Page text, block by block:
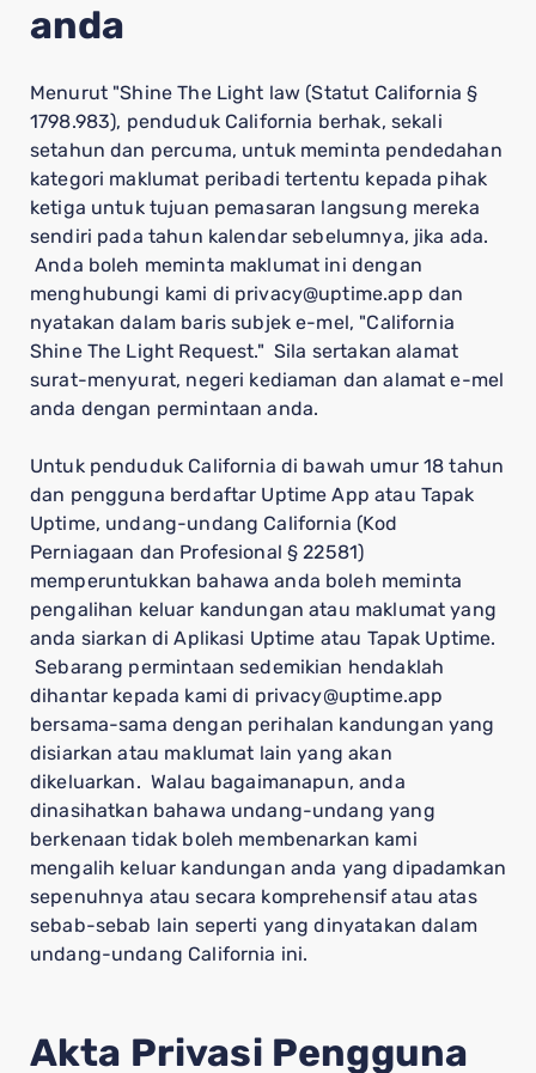
anda
Menurut "Shine The Light law (Statut California §
1798.983), penduduk California berhak, sekali
setahun dan percuma, untuk meminta pendedahan
kategori maklumat peribadi tertentu kepada pihak
ketiga untuk tujuan pemasaran langsung mereka
sendiri pada tahun kalendar sebelumnya, jika ada.
Anda boleh meminta maklumat ini dengan
menghubungi kami di privacy@uptime.app dan
nyatakan dalam baris subjek e-mel, "California
Shine The Light Request." Sila sertakan alamat
surat-menyurat, negeri kediaman dan alamat e-mel
anda dengan permintaan anda.
Untuk penduduk California di bawah umur 18 tahun
dan pengguna berdaftar Uptime App atau Tapak
Uptime, undang-undang California (Kod
Perniagaan dan Profesional § 22581)
memperuntukkan bahawa anda boleh meminta
pengalihan keluar kandungan atau maklumat yang
anda siarkan di Aplikasi Uptime atau Tapak Uptime.
Sebarang permintaan sedemikian hendaklah
dihantar kepada kami di privacy@uptime.app
bersama-sama dengan perihalan kandungan yang
disiarkan atau maklumat lain yang akan
dikeluarkan. Walau bagaimanapun, anda
dinasihatkan bahawa undang-undang yang
berkenaan tidak boleh membenarkan kami
mengalih keluar kandungan anda yang dipadamkan
sepenuhnya atau secara komprehensif atau atas
sebab-sebab lain seperti yang dinyatakan dalam
undang-undang California ini.
Akta Privasi Pengguna